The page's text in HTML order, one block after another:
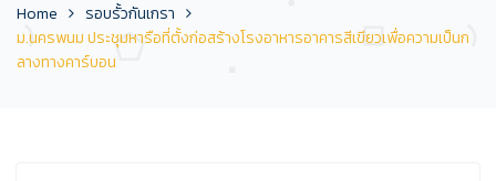
Home
รอบรั้วกันเกรา
ม.นครพนม ประชุมหารือที่ตั้งก่อสร้างโรงอาหารอาคารสีเขียวเพื่อความเป็นก
ลางทางคาร์บอน